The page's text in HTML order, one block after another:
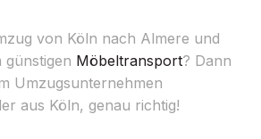
von Köln nach Almere und
günstigen Möbeltransport? Dann
Umzugsunternehmen
aus Köln, genau richtig!